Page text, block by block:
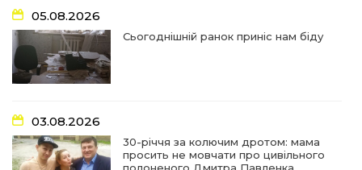
17:18
27 лип
У Барвінківській громаді вшанували людей
найгуманнішої професії
16:29
22 лип
Медики Барвінківської громади
вдосконалюють професійні навички
15:09
22 лип
У Пригожому з дітьми та їх батьками
працювали фахівці благодійного фонду
05.08.2026
Сьогоднішній ранок приніс нам біду
03.08.2026
30-річчя за колючим дротом: мама
просить не мовчати про цивільного